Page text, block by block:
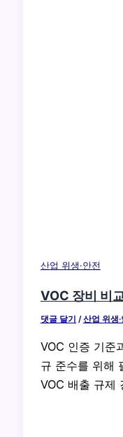
산업 위생·안전
VOC 장비 비
댓글 달기 /산업 위생·
VOC 인증 기준
규 준수를 위해
VOC 배출 규제